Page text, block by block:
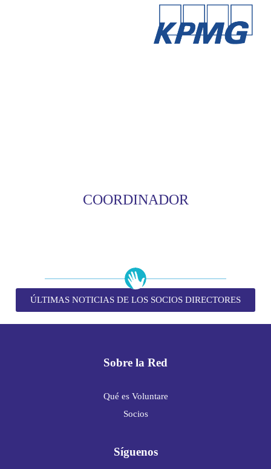
COORDINADOR
ÚLTIMAS NOTICIAS DE LOS SOCIOS DIRECTORES
Sobre la Red
Qué es Voluntare
Socios
Síguenos